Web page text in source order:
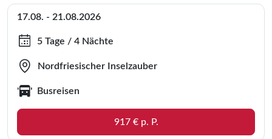
17.08. - 21.08.2026
5 Tage / 4 Nächte
Nordfriesischer Inselzauber
Busreisen
917 € p. P.